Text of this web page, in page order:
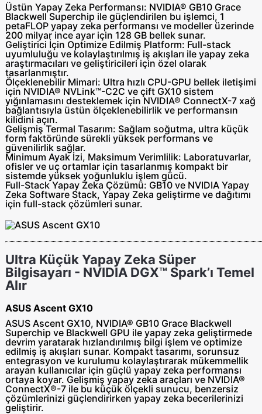
Üstün Yapay Zeka Performansı: NVIDIA® GB10 Grace
Blackwell Superchip ile güçlendirilen bu işlemci, 1
petaFLOP yapay zeka performansı ve modeller üzerinde
200 milyar ince ayar için 128 GB bellek sunar.
Geliştirici İçin Optimize Edilmiş Platform: Full-stack
uyumluluğu ve kolaylaştırılmış iş akışları ile yapay zeka
araştırmacıları ve geliştiricileri için özel olarak
tasarlanmıştır.
Ölçeklenebilir Mimari: Ultra hızlı CPU-GPU bellek iletişimi
için NVIDIA® NVLink™-C2C ve çift GX10 sistem
yığınlamasını desteklemek için NVIDIA® ConnectX-7 xağ
bağlantısıyla üstün ölçeklenebilirlik ve performansın
kilidini açın.
Gelişmiş Termal Tasarım: Sağlam soğutma, ultra küçük
form faktöründe sürekli yüksek performans ve
güvenilirlik sağlar.
Minimum Ayak İzi, Maksimum Verimlilik: Laboratuvarlar,
ofisler ve uç ortamlar için tasarlanmış kompakt bir
sistemde yüksek yoğunluklu işlem gücü.
Full-Stack Yapay Zeka Çözümü: GB10 ve NVIDIA Yapay
Zeka Software Stack, Yapay Zeka geliştirme ve dağıtımı
için full-stack çözümleri sunar.
Ultra Küçük Yapay Zeka Süper
Bilgisayarı - NVIDIA DGX™ Spark’ı Temel
Alır
ASUS Ascent GX10
ASUS Ascent GX10, NVIDIA® GB10 Grace Blackwell
Superchip ve Blackwell GPU ile yapay zeka geliştirmede
devrim yaratarak hızlandırılmış bilgi işlem ve optimize
edilmiş iş akışları sunar. Kompakt tasarımı, sorunsuz
entegrasyon ve kurulumu kolaylaştırarak mükemmellik
arayan kullanıcılar için güçlü yapay zeka performansı
ortaya koyar. Gelişmiş yapay zeka araçları ve NVIDIA®
ConnectX®-7 ile bu küçük ölçekli sunucu, benzersiz
çözümlerinizi güçlendirirken yapay zeka becerilerinizi
geliştirir.